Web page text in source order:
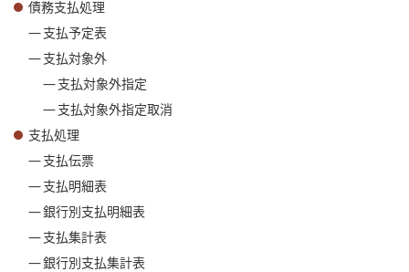
債務支払処理
支払予定表
支払対象外
支払対象外指定
支払対象外指定取消
支払処理
支払伝票
支払明細表
銀行別支払明細表
支払集計表
銀行別支払集計表